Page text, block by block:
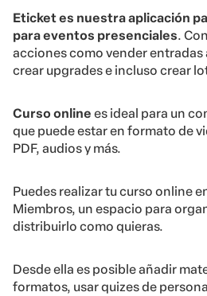
Eticket es nuestra aplicación
para eventos presenciales.
acciones como vender
crear upgrades e incluso crear
Curso online es ideal para un
que puede estar en formato de
PDF, audios y más.
Puedes realizar tu curso online
Miembros, un espacio para
distribuirlo como quieras.
Desde ella es posible añadir
formatos, usar quizes de